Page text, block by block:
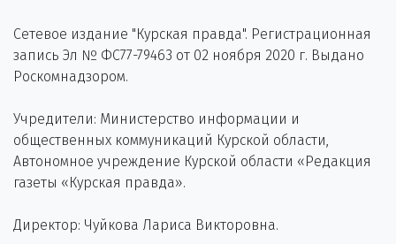
Сетевое издание "Курская правда". Регистрационная
запись Эл № ФС77-79463 от 02 ноября 2020 г. Выдано
Роскомнадзором.
Учредители: Министерство информации и
общественных коммуникаций Курской области,
Автономное учреждение Курской области «Редакция
газеты «Курская правда».
Директор: Чуйкова Лариса Викторовна.